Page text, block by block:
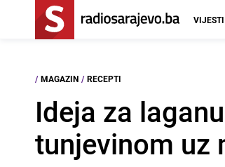
VIJESTI
/ MAGAZIN / RECEPTI
Ideja za
tunjevinom uz